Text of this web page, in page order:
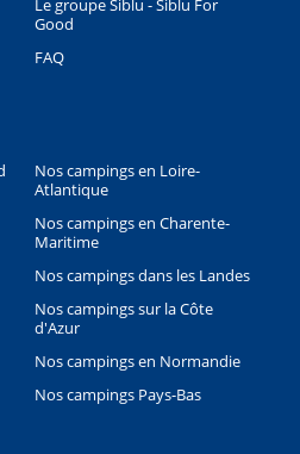
contributors, Points © 2012 LINZ
Good
FAQ
Nos campings en Loire-
Atlantique
Nos campings en Charente-
Maritime
Nos campings dans les Landes
Nos campings sur la Côte
d'Azur
Nos campings en Normandie
Nos campings Pays-Bas